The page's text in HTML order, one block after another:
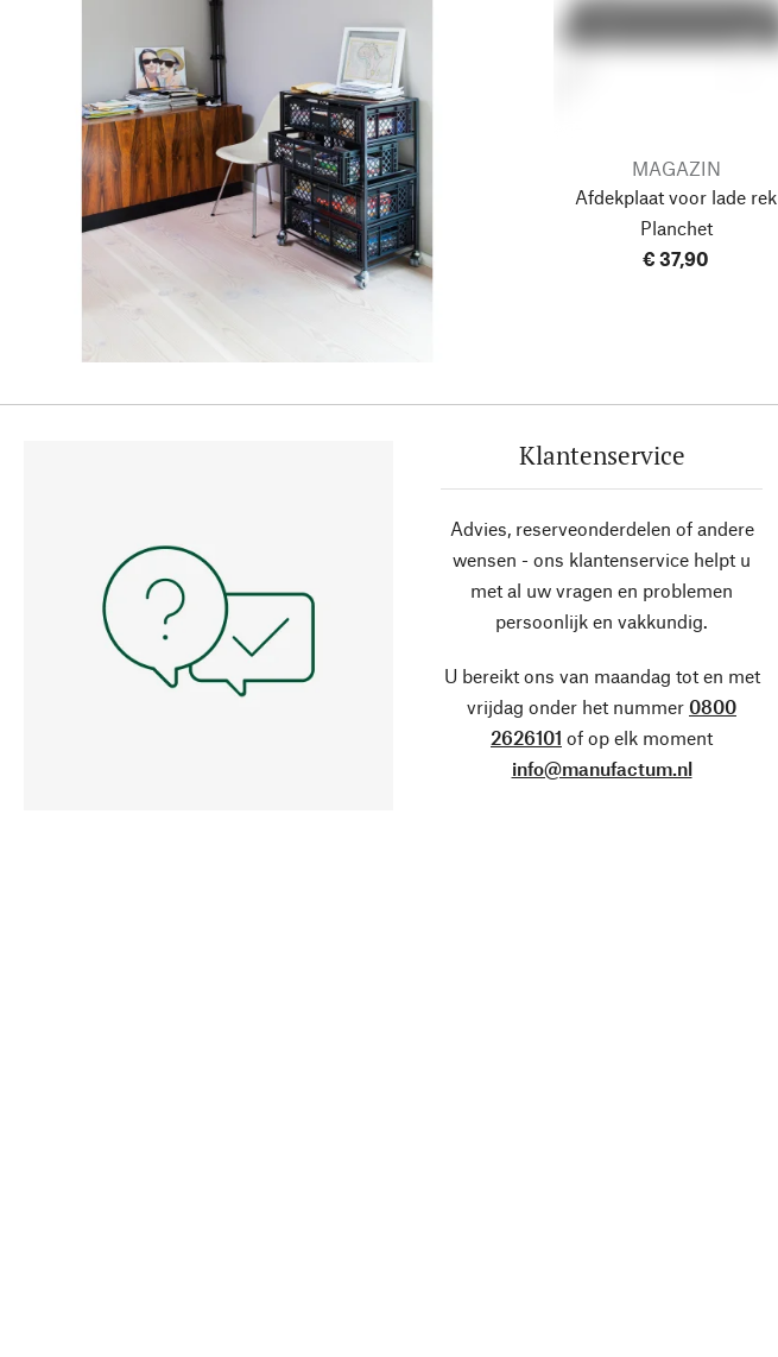
MAGAZIN
Afdekplaat voor lade rek
Planchet
€ 37,90
Klantenservice
Advies, reserveonderdelen of andere
wensen - ons klantenservice helpt u
met al uw vragen en problemen
persoonlijk en vakkundig.
U bereikt ons van maandag tot en met
vrijdag onder het nummer 0800
2626101 of op elk moment
info@manufactum.nl